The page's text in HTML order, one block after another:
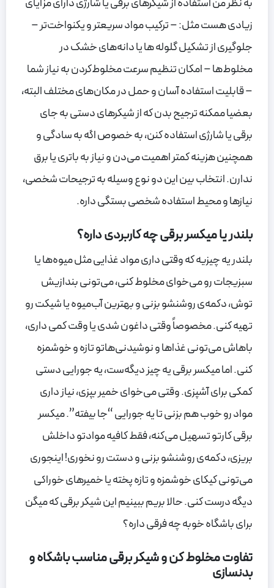
زیادی هست مثل: – ترکیب مواد سریعتر و یکنواخت‌تر –
جلوگیری از تشکیل گلوله ها یا دانه‌های خشک در
مخلوط‌ها – امکان تنظیم سرعت مخلوط‌کردن به نیاز شما
– قابلیت استفاده آسان و حمل در مکان‌های مختلف البته،
بعضیا ممکنه ترجیح بدن که از شیکرهای دستی به جای
برقی یا شارژی استفاده کنن، به خصوص اگه به سادگی و
همچنین هزینه کمتر اهمیت می‌دن و نیاز به باتری یا برق
ندارن. انتخاب بین این دو نوع وسیله به ترجیحات شخصی،
نیازها و محیط استفاده شخصی بستگی داره.
بلندر یا میکسر برقی چه کاربردی داره؟
بلندر یه چیزیه که وقتی داری مواد غذایی مثل میوه‌ها یا
سبزیجات رو می‌خوای مخلوط کنی، می‌تونی بندازیش
توش، دکمه‌ی روشنشو بزنی و بهترین آب‌میوه یا شیکت رو
تهیه کنی. مخصوصاً وقتی داغون شدی یا وقت کمی داری،
باهاش می‌تونی غذاها و نوشیدنی‌هاتو تازه و خوشمزه
کنی. اما میکسر برقی یه چیز دیگه‌ست، یه جورایی دستی
کمکی برای آشپزی. وقتی می‌خوای خمیر بپزی، نیاز داری
مواد رو خوب هم بزنی تا یه جورایی “جا بیفته”. میکسر
برقی کارتو تسهیل می‌کنه، فقط کافیه موادتو داخلش
بریزی، دکمه‌ی روشنشو بزنی و دستت رو نخوری! اینجوری
می‌تونی کیکای خوشمزه و تازه پخته یا خمیرهای خوراکی
دیگه درست کنی. حالا بریم ببینیم این شیکر برقی که میگن
برای باشگاه خوبه چه فرقی داره؟
تفاوت مخلوط کن و شیکر برقی مناسب باشگاه و
بدنسازی